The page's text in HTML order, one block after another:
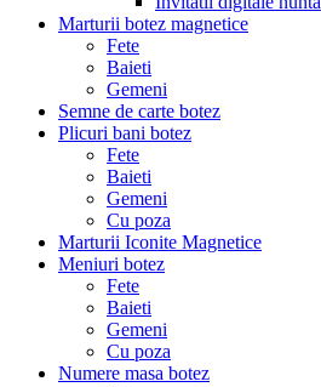
Marturii botez magnetice
Fete
Baieti
Gemeni
Semne de carte botez
Plicuri bani botez
Fete
Baieti
Gemeni
Cu poza
Marturii Iconite Magnetice
Meniuri botez
Fete
Baieti
Gemeni
Cu poza
Numere masa botez